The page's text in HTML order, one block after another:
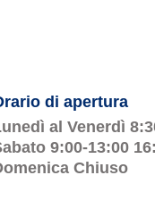
di apertura
al Venerdì
9:00-13:00
Chiuso